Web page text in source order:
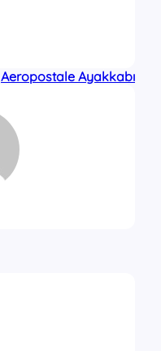
Aeropostale Ayakkabı